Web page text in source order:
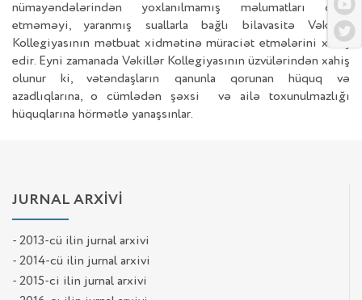
nümayəndələrindən yoxlanılmamış məlumatları dərc
etməməyi, yaranmış suallarla bağlı bilavasitə Vəkillər
Kollegiyasının mətbuat xidmətinə müraciət etmələrini xahiş
edir. Eyni zamanada Vəkillər Kollegiyasının üzvülərindən xahiş
olunur ki, vətəndaşların qanunla qorunan hüquq və
azadlıqlarına, o cümlədən şəxsi və ailə toxunulmazlığı
hüquqlarına hörmətlə yanaşsınlar.
JURNAL ARXİVİ
- 2013-cü ilin jurnal arxivi
- 2014-cü ilin jurnal arxivi
- 2015-ci ilin jurnal arxivi